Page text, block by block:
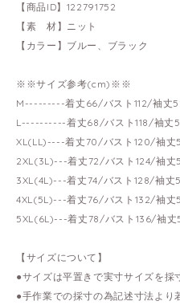
【商品ID】122791752
【素 材】ニット
【カラー】ブルー、ブラック
※※サイズ参考(cm)※※
M---------着丈66/バスト112/袖丈
L----------着丈68/バスト118/袖丈
XL(LL)----着丈70/バスト120/袖丈
2XL(3L)---着丈72/バスト124/袖丈
3XL(4L)---着丈74/バスト128/袖丈
4XL(5L)---着丈76/バスト132/袖丈
5XL(6L)---着丈78/バスト136/袖
【サイズについて】
●サイズは平置きで実寸サイズを採
●手作業での採寸の為記述寸法より